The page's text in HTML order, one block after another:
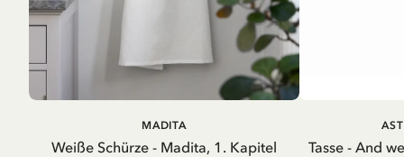
IN DEN WARENKORB
Weiße Schürze - Madita, 1. Kapitel
MADITA IN
Tasse - And